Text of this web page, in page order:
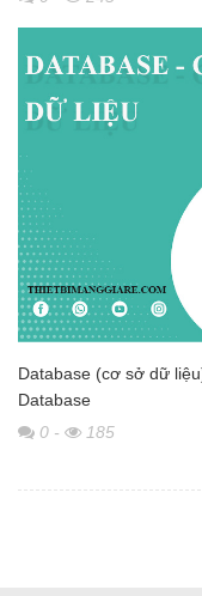
Database (cơ sở dữ
Database
0 - 185